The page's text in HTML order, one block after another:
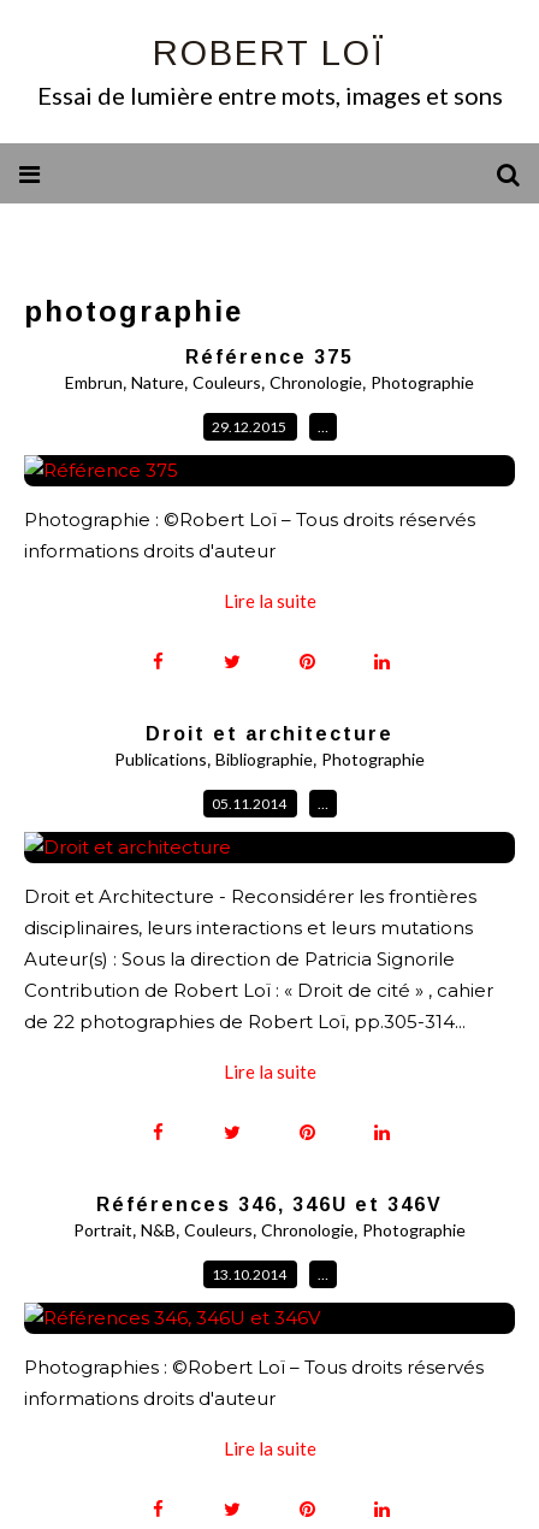
ROBERT LOÏ
Essai de lumière entre mots, images et sons
photographie
Référence 375
Embrun, Nature, Couleurs, Chronologie, Photographie
29.12.2015 …
Photographie : ©Robert Loï – Tous droits réservés
informations droits d'auteur
Lire la suite
Droit et architecture
Publications, Bibliographie, Photographie
05.11.2014 …
Droit et Architecture - Reconsidérer les frontières
disciplinaires, leurs interactions et leurs mutations
Auteur(s) : Sous la direction de Patricia Signorile
Contribution de Robert Loï : « Droit de cité » , cahier
de 22 photographies de Robert Loï, pp.305-314...
Lire la suite
Références 346, 346U et 346V
Portrait, N&B, Couleurs, Chronologie, Photographie
13.10.2014 …
Photographies : ©Robert Loï – Tous droits réservés
informations droits d'auteur
Lire la suite